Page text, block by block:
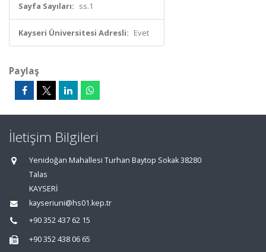
Sayfa Sayıları: ss.1
Kayseri Üniversitesi Adresli: Evet
Paylaş
İletişim Bilgileri
Yenidoğan Mahallesi Turhan Baytop Sokak 38280
Talas
KAYSERİ
kayseriuni@hs01.kep.tr
+90 352 437 62 15
+90 352 438 06 65